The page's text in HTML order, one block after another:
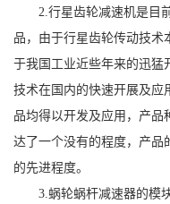
2.行星齿轮减速机是目
品，由于行星齿轮传动技术
于我国工业近些年来的迅猛
技术在国内的快速开展及应
品均得以开发及应用，产品
达了一个没有的程度，产品
的先进程度。
3.蜗轮蜗杆减速器的模